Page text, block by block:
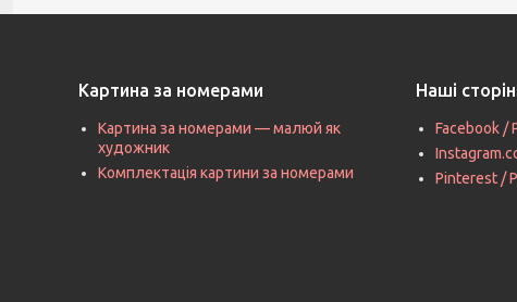
Картина за номерами
Картина за номерами — малюй як
художник
Комплектація картини за номерами
Наші
Facebook /
Pinterest /